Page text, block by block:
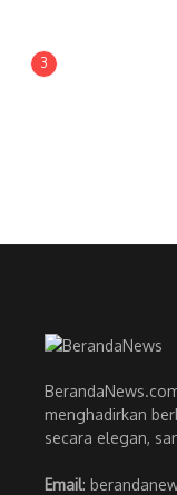
3
menghadirkan
secara elegan,
Email: